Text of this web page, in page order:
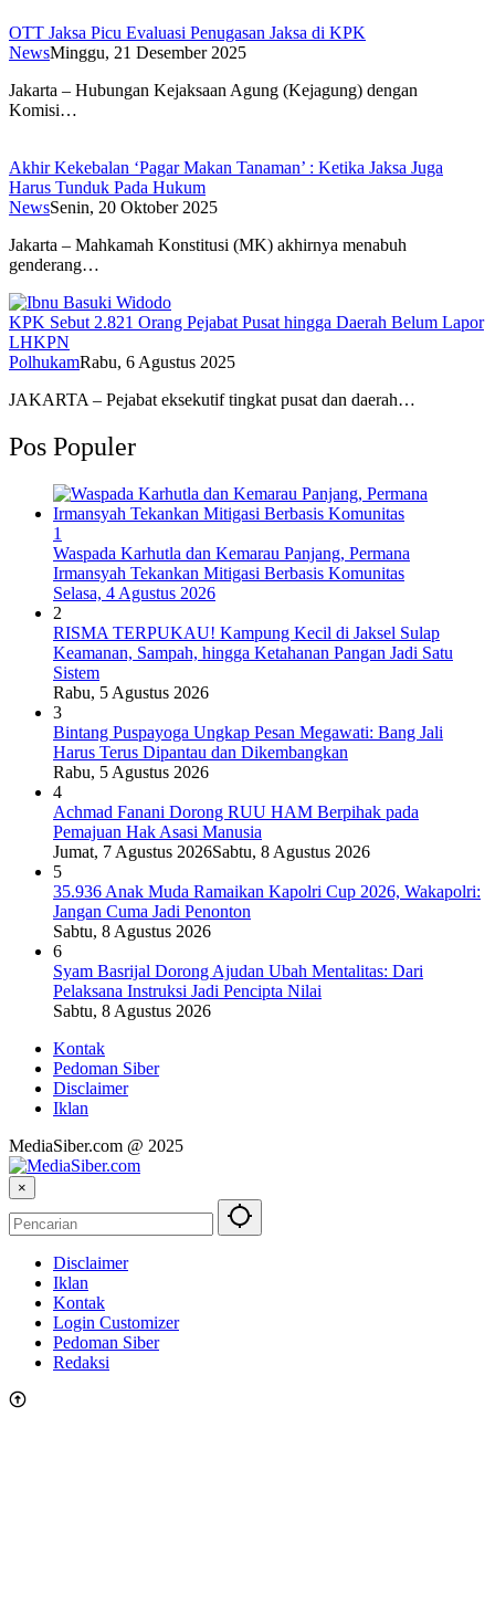
OTT Jaksa Picu Evaluasi Penugasan Jaksa di KPK
NewsMinggu, 21 Desember 2025
Jakarta – Hubungan Kejaksaan Agung (Kejagung) dengan
Komisi…
Akhir Kekebalan ‘Pagar Makan Tanaman’ : Ketika Jaksa Juga
Harus Tunduk Pada Hukum
NewsSenin, 20 Oktober 2025
Jakarta – Mahkamah Konstitusi (MK) akhirnya menabuh
genderang…
KPK Sebut 2.821 Orang Pejabat Pusat hingga Daerah Belum Lapor
LHKPN
PolhukamRabu, 6 Agustus 2025
JAKARTA – Pejabat eksekutif tingkat pusat dan daerah…
Pos Populer
1
Waspada Karhutla dan Kemarau Panjang, Permana
Irmansyah Tekankan Mitigasi Berbasis Komunitas
Selasa, 4 Agustus 2026
2
RISMA TERPUKAU! Kampung Kecil di Jaksel Sulap
Keamanan, Sampah, hingga Ketahanan Pangan Jadi Satu
Sistem
Rabu, 5 Agustus 2026
3
Bintang Puspayoga Ungkap Pesan Megawati: Bang Jali
Harus Terus Dipantau dan Dikembangkan
Rabu, 5 Agustus 2026
4
Achmad Fanani Dorong RUU HAM Berpihak pada
Pemajuan Hak Asasi Manusia
Jumat, 7 Agustus 2026Sabtu, 8 Agustus 2026
5
35.936 Anak Muda Ramaikan Kapolri Cup 2026, Wakapolri:
Jangan Cuma Jadi Penonton
Sabtu, 8 Agustus 2026
6
Syam Basrijal Dorong Ajudan Ubah Mentalitas: Dari
Pelaksana Instruksi Jadi Pencipta Nilai
Sabtu, 8 Agustus 2026
Kontak
Pedoman Siber
Disclaimer
Iklan
MediaSiber.com @ 2025
×
Disclaimer
Iklan
Kontak
Login Customizer
Pedoman Siber
Redaksi